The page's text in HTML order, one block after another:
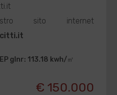
sito internet
EP glnr: 113.18 kwh/㎡
€ 150.000